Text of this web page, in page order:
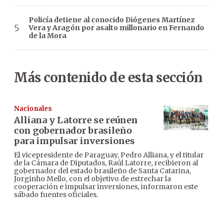
Policía detiene al conocido Diógenes Martínez
Vera y Aragón por asalto millonario en Fernando
de la Mora
Más contenido de esta sección
Nacionales
Alliana y Latorre se reúnen
con gobernador brasileño
para impulsar inversiones
El vicepresidente de Paraguay, Pedro Alliana, y el titular
de la Cámara de Diputados, Raúl Latorre, recibieron al
gobernador del estado brasileño de Santa Catarina,
Jorginho Mello, con el objetivo de estrechar la
cooperación e impulsar inversiones, informaron este
sábado fuentes oficiales.